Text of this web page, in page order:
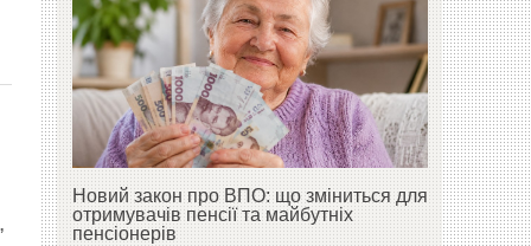
Новий закон про ВПО: що зміниться для
отримувачів пенсії та майбутніх
пенсіонерів